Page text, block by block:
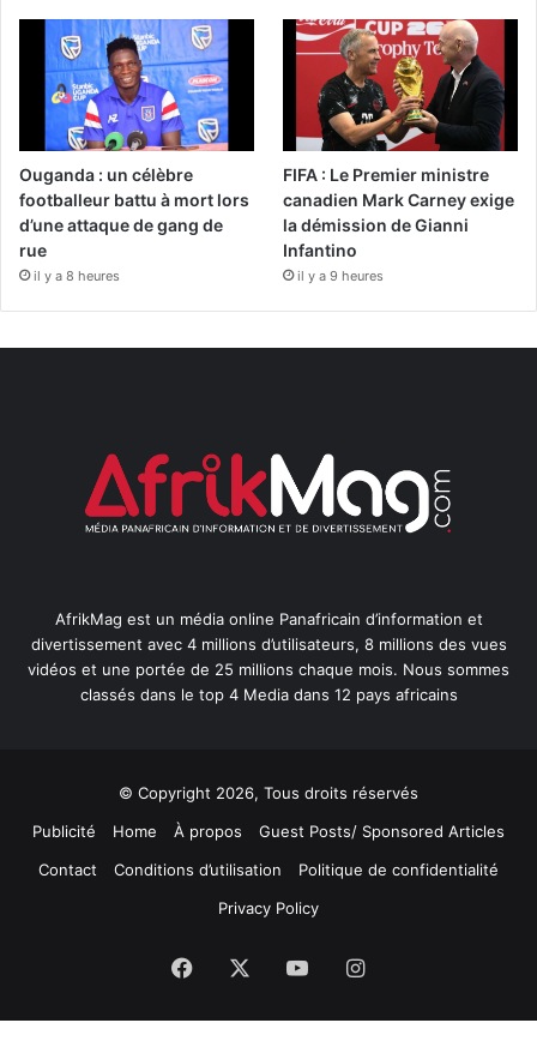
Ouganda : un célèbre
footballeur battu à mort lors
d’une attaque de gang de
rue
il y a 8 heures
FIFA : Le Premier ministre
canadien Mark Carney exige
la démission de Gianni
Infantino
il y a 9 heures
AfrikMag est un média online Panafricain d’information et
divertissement avec 4 millions d’utilisateurs, 8 millions des vues
vidéos et une portée de 25 millions chaque mois. Nous sommes
classés dans le top 4 Media dans 12 pays africains
© Copyright 2026, Tous droits réservés
Publicité
Home À propos
Guest Posts/ Sponsored Articles
Contact
Conditions d’utilisation
Politique de confidentialité
Privacy Policy
Facebook YouTubeInstagram